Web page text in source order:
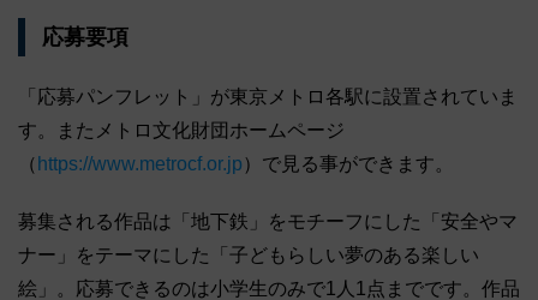
応募要項
「応募パンフレット」が東京メトロ各駅に設置されていま
す。またメトロ文化財団ホームページ
（ https://www.metrocf.or.jp ）で見る事ができます。
募集される作品は「地下鉄」をモチーフにした「安全やマ
ナー」をテーマにした「子どもらしい夢のある楽しい
絵」。応募できるのは小学生のみで1人1点までです。作品